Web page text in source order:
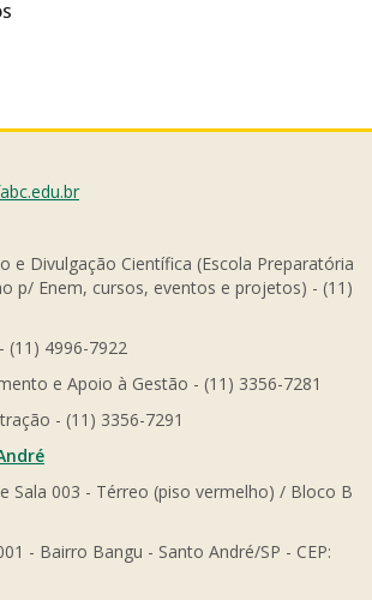
e Divulgação Científica (Escola Preparatória
p/ Enem, cursos, eventos e projetos) - (11)
(11) 4996-7922
e Apoio à Gestão - (11) 3356-7281
- (11) 3356-7291
Sala 003 - Térreo (piso vermelho) / Bloco B
- Bairro Bangu - Santo André/SP - CEP: